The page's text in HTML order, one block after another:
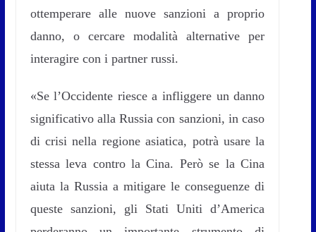
ottemperare alle nuove sanzioni a proprio
danno, o cercare modalità alternative per
interagire con i partner russi.
«Se l’Occidente riesce a infliggere un danno
significativo alla Russia con sanzioni, in caso
di crisi nella regione asiatica, potrà usare la
stessa leva contro la Cina. Però se la Cina
aiuta la Russia a mitigare le conseguenze di
queste sanzioni, gli Stati Uniti d’America